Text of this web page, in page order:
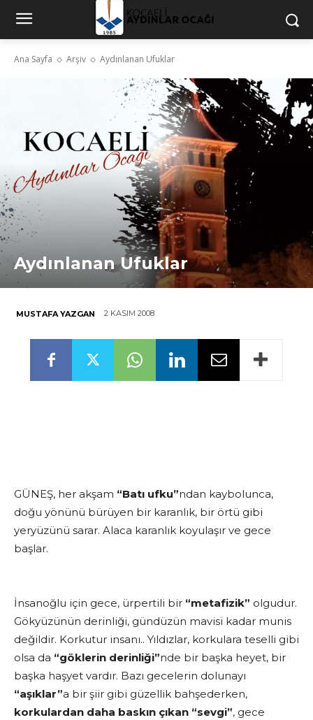
Ana Sayfa Arşiv Aydınlanan Ufuklar
Aydınlanan Ufuklar
MUSTAFA YAZGAN 2 KASIM 2008
GÜNEŞ, her akşam “Batı ufku”ndan kaybolunca,
doğu yönünü bürüyen bir karanlık, bir örtü gibi
yeryüzünü sarar. Alaca karanlık koyulaşır ve gece
başlar.
İnsanoğlu için gece, ürpertili bir “metafizik” olgudur.
Gökyüzünün derinliği, gündüzün mavisi kadar munis
değildir. Korkutur insanı.. Yıldızlar, korkulara teselli gibi
olsa da “göklerin derinliği”nde bir başka heyet, bir
başka haşyet vardır. Bazı gecelerin dolunayı
“aşıklar”a bir şiir gibi güzellik bahşederken,
korkulardan daha baskın çıkan “sevgi”, gece